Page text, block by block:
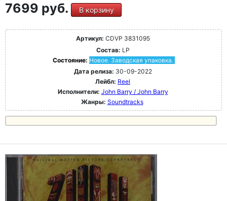
7699 руб. В корзину
Артикул: CDVP 3831095
Состав: LP
Состояние: Новое. Заводская упаковка.
Дата релиза: 30-09-2022
Лейбл: Reel
Исполнители: John Barry / John Barry
Жанры: Soundtracks